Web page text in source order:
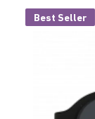
Best Seller